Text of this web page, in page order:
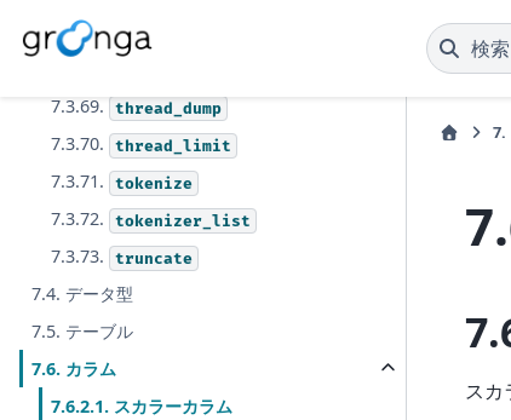
検索
7.3.67. table_rename
7.3.69. thread_dump
7.3.70. thread_limit
7.3.71. tokenize
7.3.72. tokenizer_list
7.3.73. truncate
7.4. データ型
7.5. テーブル
7.6. カラム
7.6.2.1. スカラーカラム
7.
スカ